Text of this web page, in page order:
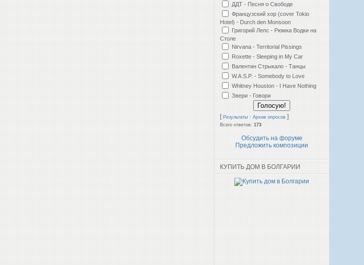
ДДТ - Песня о Свободе
Французский хор (cover Tokio
Hotel) - Durch den Monsoon
Григорий Лепс - Рюмка Водки на
Столе
Nirvana - Territorial Pissings
Roxette - Sleeping in My Car
Валентин Стрыкало - Танцы
W.A.S.P. - Somebody to Love
Whitney Houston - I Have Nothing
Звери - Говори
[Результаты ·Архив опросов ]
Всего ответов:173
Обсудить на форуме
Предложить композиции
КУПИТЬ ДОМ В БОЛГАРИИ